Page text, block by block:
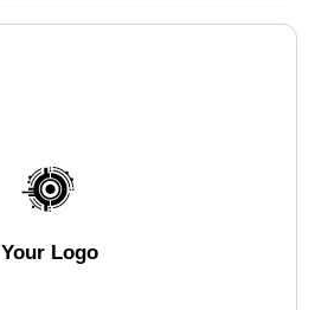
Your Logo